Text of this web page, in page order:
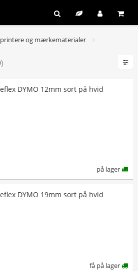
og mærkematerialer
DYMO 12mm sort på hvid
på lager
DYMO 19mm sort på hvid
få på lager